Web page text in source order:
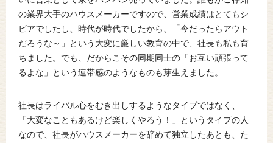
の業界大手のハウスメーカーですので、営業成績はとてもシ
ビアでしたし、時代が時代でしたから、「今だったらアウト
だろうな～」という大変に厳しい教育の中で、社長も私も育
ちました。でも、だからこその同期同士の「お互い頑張って
るよな」という連帯感のようなものも芽生えました。
社長はライバル心をむき出しするようなタイプではなく、
「大変なこともあるけど楽しくやろう！」というタイプの人
なので、社長がハウスメーカーを辞めて独立したあとも、た